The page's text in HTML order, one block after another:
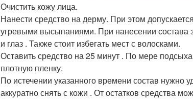
Очистить кожу лица.
Нанести средство на дерму. При этом
угревыми высыпаниями. При нанесении состава
и глаз . Также стоит избегать мест с волосками.
Оставить средство на 25 минут . По мере
плотную пленку.
По истечении указанного времени состав нужно
аккуратно снять с кожи . От остатков средства